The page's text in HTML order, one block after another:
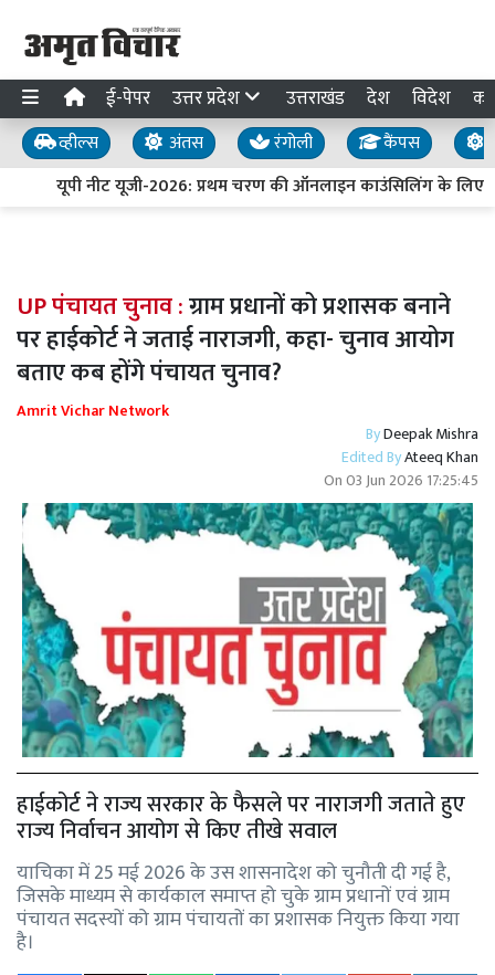
ई-पेपर उत्तर प्रदेश उत्तराखंड देश विदेश
व्हील्स अंतस रंगोली कैंपस
यूपी नीट यूजी-2026: प्रथम चरण की ऑनलाइन काउंसिलिंग के लिए
UP पंचायत चुनाव :ग्राम प्रधानों को प्रशासक बनाने
पर हाईकोर्ट ने जताई नाराजगी, कहा- चुनाव आयोग
बताए कब होंगे पंचायत चुनाव?
Amrit Vichar Network
ByDeepak Mishra
Edited ByAteeq Khan
On03 Jun 2026 17:25:45
हाईकोर्ट ने राज्य सरकार के फैसले पर नाराजगी जताते हुए
राज्य निर्वाचन आयोग से किए तीखे सवाल
याचिका में 25 मई 2026 के उस शासनादेश को चुनौती दी गई है,
जिसके माध्यम से कार्यकाल समाप्त हो चुके ग्राम प्रधानों एवं ग्राम
पंचायत सदस्यों को ग्राम पंचायतों का प्रशासक नियुक्त किया गया
है।